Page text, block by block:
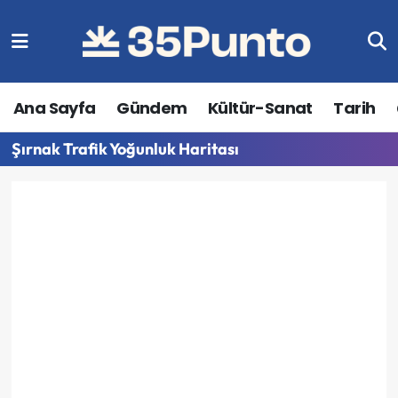
Ana Sayfa Gündem Kültür-Sanat Tarih
Şırnak Trafik Yoğunluk Haritası